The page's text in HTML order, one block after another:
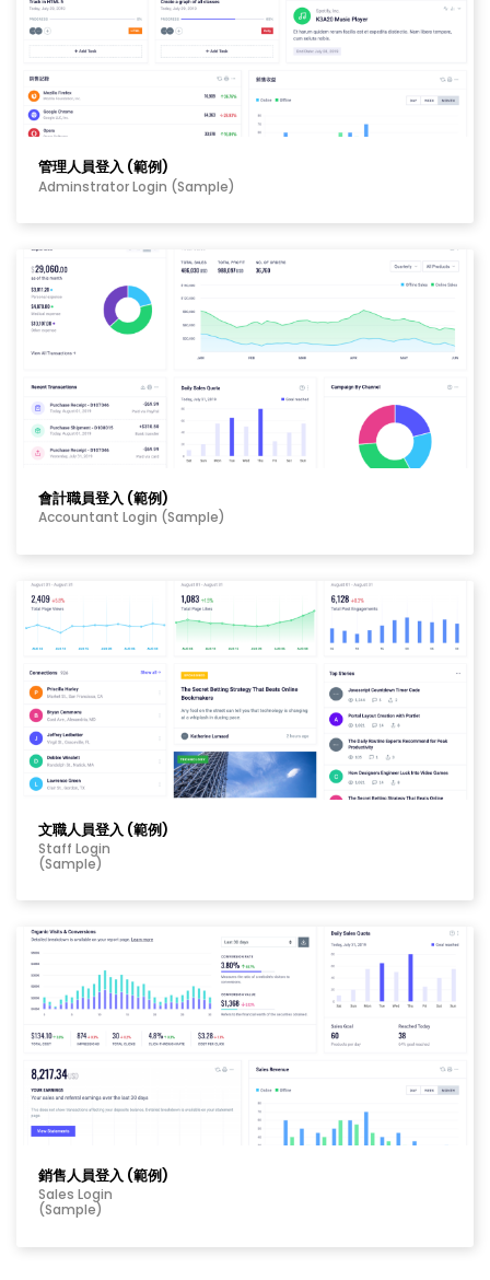
管理人員登入 (範例)
Adminstrator Login (Sample)
會計職員登入 (範例)
Accountant Login (Sample)
文職人員登入 (範例)
Staff Login
(Sample)
銷售人員登入 (範例)
Sales Login
(Sample)